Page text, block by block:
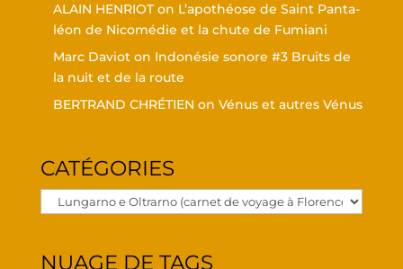
ALAIN HENRIOTon L’a­po­théose de Saint Pan­ta­
léon de Nico­mé­die et la chute de Fumiani
Marc Davioton Indo­né­sie sonore #3 Bruits de
la nuit et de la route
BERTRAND CHRÉTIEN on Vénus et autres Vénus
CATÉ­GO­RIES
Caté­
go­
NUAGE DE TAGS